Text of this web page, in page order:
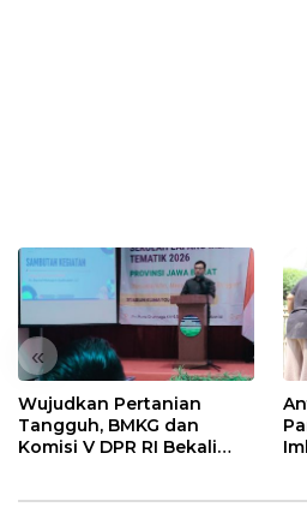
«
Wujudkan Pertanian
Tangguh, BMKG dan
Komisi V DPR RI Bekali